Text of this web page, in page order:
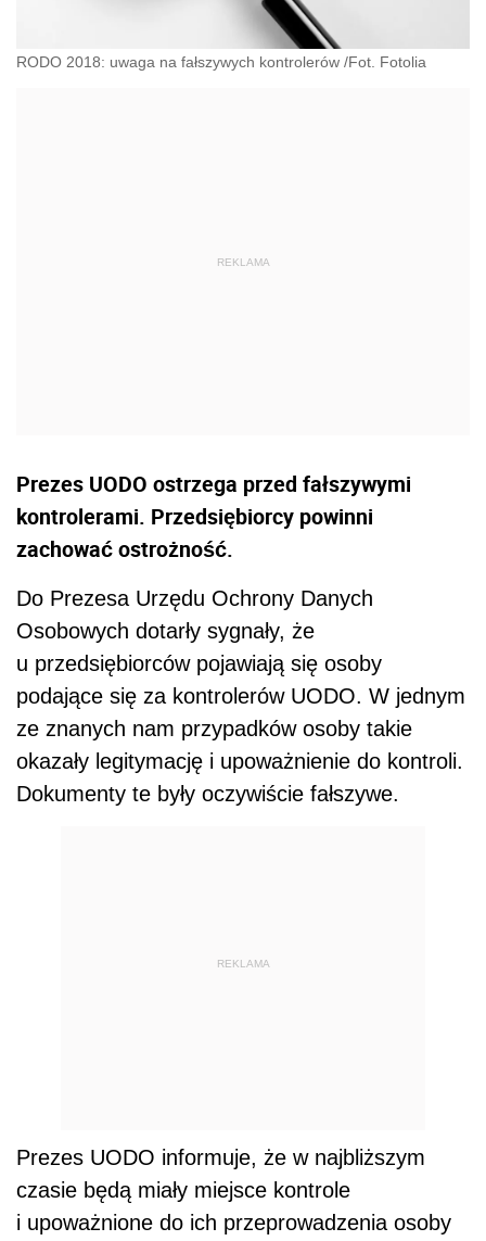
RODO 2018: uwaga na fałszywych kontrolerów /Fot. Fotolia
Prezes UODO ostrzega przed fałszywymi
kontrolerami. Przedsiębiorcy powinni
zachować ostrożność.
Do Prezesa Urzędu Ochrony Danych
Osobowych dotarły sygnały, że
u przedsiębiorców pojawiają się osoby
podające się za kontrolerów UODO. W jednym
ze znanych nam przypadków osoby takie
okazały legitymację i upoważnienie do kontroli.
Dokumenty te były oczywiście fałszywe.
REKLAMA
Prezes UODO informuje, że w najbliższym
czasie będą miały miejsce kontrole
i upoważnione do ich przeprowadzenia osoby